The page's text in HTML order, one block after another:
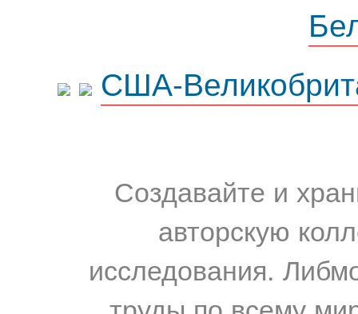
США-
Создавайте и
авторскую
исследования.